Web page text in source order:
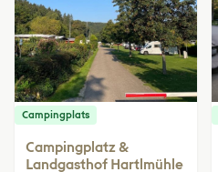
Campingplats
Campingplatz &
Landgasthof Hartlmühle